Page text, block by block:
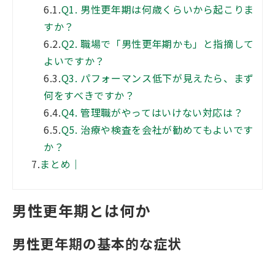
6.1.Q1. 男性更年期は何歳くらいから起こりま
すか？
6.2.Q2. 職場で「男性更年期かも」と指摘して
よいですか？
6.3.Q3. パフォーマンス低下が見えたら、まず
何をすべきですか？
6.4.Q4. 管理職がやってはいけない対応は？
6.5.Q5. 治療や検査を会社が勧めてもよいです
か？
7.まとめ｜
男性更年期とは何か
男性更年期の基本的な症状